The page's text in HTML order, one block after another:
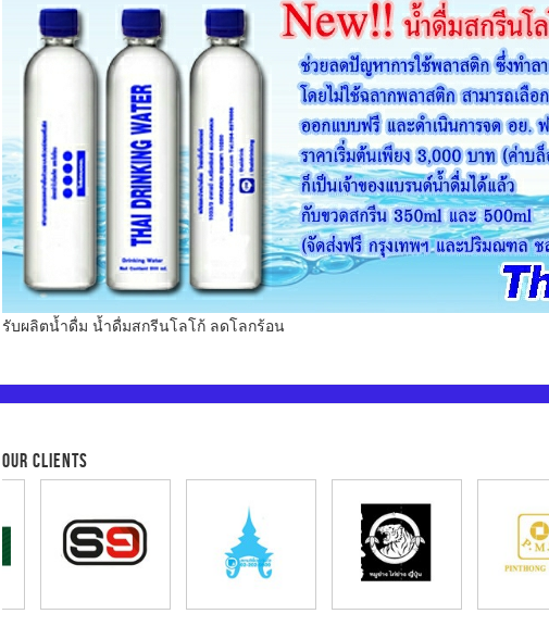
รับผลิตน้ำดื่ม น้ำดื่มสกรีนโลโก้ ลดโลกร้อน
OUR CLIENTS